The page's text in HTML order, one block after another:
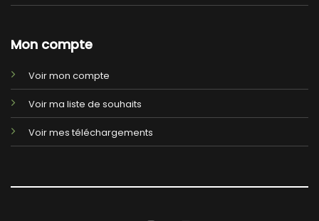
Mon compte
Voir mon compte
Voir ma liste de souhaits
Voir mes téléchargements